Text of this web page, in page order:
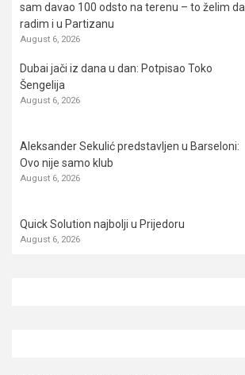
sam davao 100 odsto na terenu – to želim da
radim i u Partizanu
August 6, 2026
Dubai jači iz dana u dan: Potpisao Toko
Šengelija
August 6, 2026
Aleksander Sekulić predstavljen u Barseloni:
Ovo nije samo klub
August 6, 2026
Quick Solution najbolji u Prijedoru
August 6, 2026